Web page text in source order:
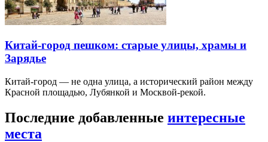
Китай-город пешком: старые улицы, храмы и
Зарядье
Китай-город — не одна улица, а исторический район между
Красной площадью, Лубянкой и Москвой-рекой.
Последние добавленные интересные
места